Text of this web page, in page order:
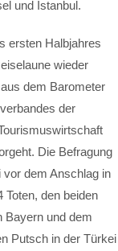
und Istanbul.
ersten Halbjahres
wieder
dem Barometer
der
Die Befragung
vor dem Anschlag in
Toten, den beiden
Bayern und dem
Putsch in der Türkei